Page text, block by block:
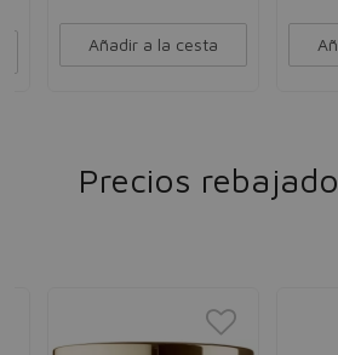
Añadir a la cesta
Precios